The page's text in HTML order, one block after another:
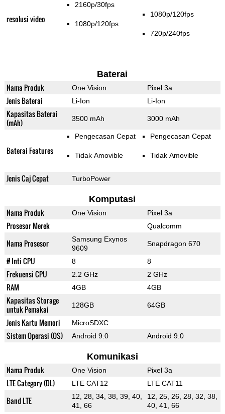
resolusi video
2160p/30fps
1080p/120fps
1080p/120fps
720p/240fps
Baterai
Nama Produk One Vision Pixel 3a
Jenis Baterai Li-Ion Li-Ion
Kapasitas Baterai
(mAh)
3500 mAh 3000 mAh
Baterai Features
Pengecasan Cepat
Tidak Amovible
Pengecasan Cepat
Tidak Amovible
Jenis Caj Cepat TurboPower
Komputasi
Nama Produk One Vision Pixel 3a
Prosesor Merek Qualcomm
Nama Prosesor
Samsung Exynos
9609
Snapdragon 670
# Inti CPU 8 8
Frekuensi CPU 2.2 GHz 2 GHz
RAM 4GB 4GB
Kapasitas Storage
untuk Pemakai
128GB 64GB
Jenis Kartu Memori MicroSDXC
Sistem Operasi (OS) Android 9.0 Android 9.0
Komunikasi
Nama Produk One Vision Pixel 3a
LTE Category (DL) LTE CAT12 LTE CAT11
Band LTE
12, 28, 34, 38, 39, 40,
41, 66
12, 25, 26, 28, 32, 38,
40, 41, 66